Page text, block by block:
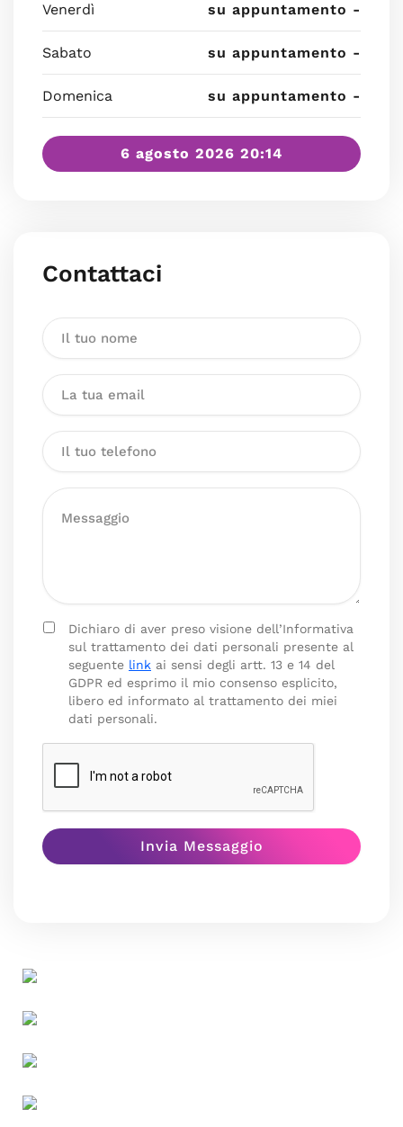
Venerdì su appuntamento -
Sabato su appuntamento -
Domenica su appuntamento -
6 agosto 2026 20:14
Contattaci
Dichiaro di aver preso visione dell’Informativa
sul trattamento dei dati personali presente al
seguente link ai sensi degli artt. 13 e 14 del
GDPR ed esprimo il mio consenso esplicito,
libero ed informato al trattamento dei miei
dati personali.